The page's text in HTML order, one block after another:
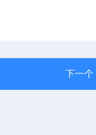
下一个